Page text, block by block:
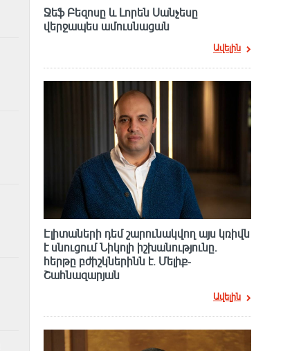
Ջեֆ Բեզոսը և Լորեն Սանչեսը
վերջապես ամուսնացան
Ավելին
Էլիտաների դեմ շարունակվող այս կռիվն
է սնուցում Նիկոլի իշխանությունը.
հերթը բժիշկներինն է. Մելիք-
Շահնազարյան
Ավելին